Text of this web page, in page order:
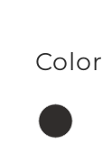
Color